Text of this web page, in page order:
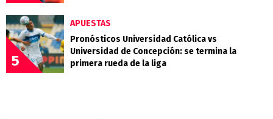
5
APUESTAS
Pronósticos Universidad Católica vs
Universidad de Concepción: se termina la
primera rueda de la liga